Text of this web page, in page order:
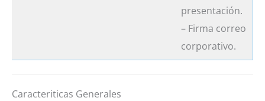
presentación.
– Firma correo
corporativo.
Caracteriticas Generales